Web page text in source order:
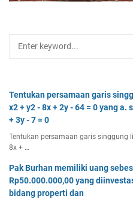
Tentukan persamaan garis
x2 + y2 - 8x + 2y - 64 = 0 yang a.
+ 3y - 7 = 0
Tentukan persamaan garis singgung
8x + …
Pak Burhan memiliki uang
Rp50.000.000,00 yang
bidang properti dan